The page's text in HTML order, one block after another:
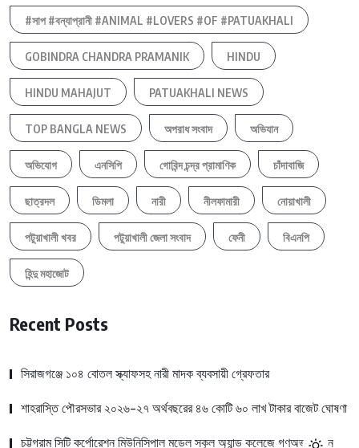
#সাপ #বন্যাপ্রানী #ANIMAL #LOVERS #OF #PATUAKHALI
GOBINDRA CHANDRA PRAMANIK HINDU
HINDU MAHAJUT PATUAKHALI NEWS
TOP BANGLA NEWS অপরাধ সংবাদ অভিযান
অভিযোগ এনসিপি গোবিন্দ চন্দ্র প্রামাণিক চাঁদাবাজি
ছাত্রদল ডিমলা নারী নীলফামারী নোয়াখালী
পটুয়াখালী খবর পটুয়াখালী জেলা সংবাদ ফেনী বিএনপি
হিন্দু মহাজোট
Recent Posts
সিরাজগঞ্জে ১০৪ বোতল স্ক্যাফসহ নারী মাদক ব্যবসায়ী গ্রেফতার
শাহরাস্তি পৌরসভার ২০২৬-২৭ অর্থবছরের ৪৬ কোটি ৬০ লাখ টাকার বাজেট ঘোষণা
চট্টগ্রাম সিটি কর্পোরেশন মিউনিসিপাল মডেল স্কুল অ্যান্ড কলেজে গণঅভ্যুত্থান